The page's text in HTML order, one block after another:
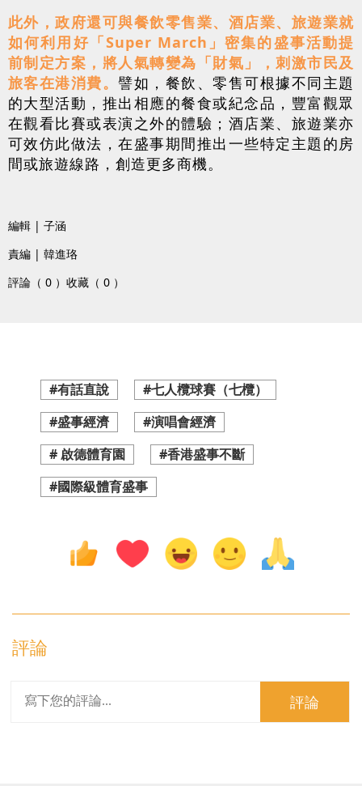
此外，政府還可與餐飲零售業、酒店業、旅遊業就
如何利用好「Super March」密集的盛事活動提
前制定方案，將人氣轉變為「財氣」，刺激市民及
旅客在港消費。譬如，餐飲、零售可根據不同主題
的大型活動，推出相應的餐食或紀念品，豐富觀眾
在觀看比賽或表演之外的體驗；酒店業、旅遊業亦
可效仿此做法，在盛事期間推出一些特定主題的房
間或旅遊線路，創造更多商機。
編輯 | 子涵
責編 | 韓進珞
評論（ 0 ） 收藏（ 0 ）
#有話直說
#七人欖球賽（七欖）
#盛事經濟
#演唱會經濟
# 啟德體育園
#香港盛事不斷
#國際級體育盛事
評論
評論